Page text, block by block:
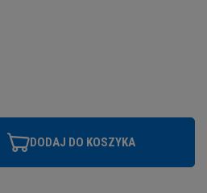
DODAJ DO KOSZYKA